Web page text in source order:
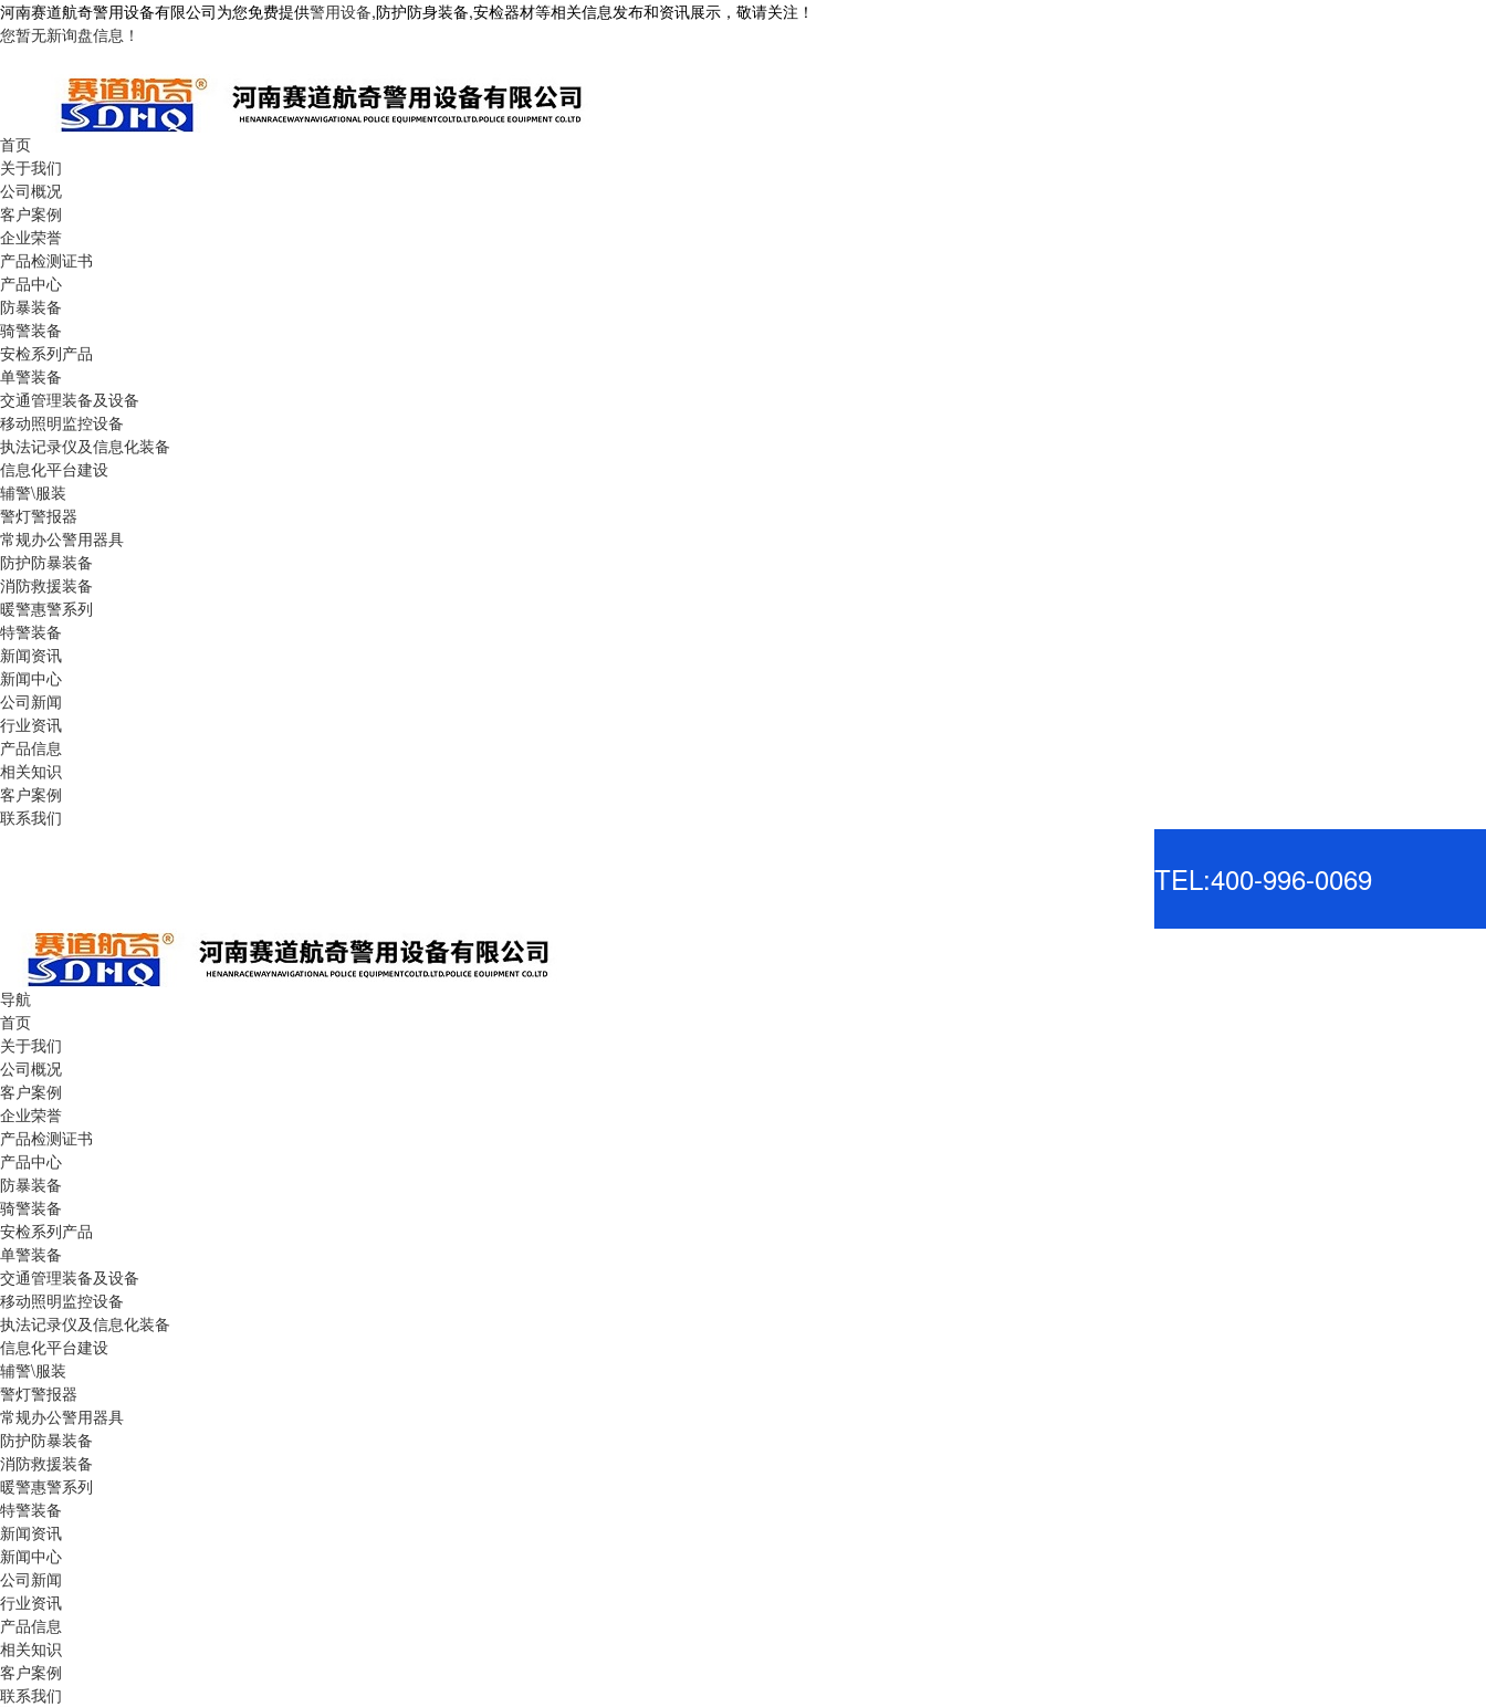
河南赛道航奇警用设备有限公司为您免费提供警用设备,防护防身装备,安检器材等相关信息发布和资讯展示，敬请关注！
您暂无新询盘信息！
首页
关于我们
公司概况
客户案例
企业荣誉
产品检测证书
产品中心
防暴装备
骑警装备
安检系列产品
单警装备
交通管理装备及设备
移动照明监控设备
执法记录仪及信息化装备
信息化平台建设
辅警\服装
警灯警报器
常规办公警用器具
防护防暴装备
消防救援装备
暖警惠警系列
特警装备
新闻资讯
新闻中心
公司新闻
行业资讯
产品信息
相关知识
客户案例
联系我们
TEL:400-996-0069
导航
首页
关于我们
公司概况
客户案例
企业荣誉
产品检测证书
产品中心
防暴装备
骑警装备
安检系列产品
单警装备
交通管理装备及设备
移动照明监控设备
执法记录仪及信息化装备
信息化平台建设
辅警\服装
警灯警报器
常规办公警用器具
防护防暴装备
消防救援装备
暖警惠警系列
特警装备
新闻资讯
新闻中心
公司新闻
行业资讯
产品信息
相关知识
客户案例
联系我们